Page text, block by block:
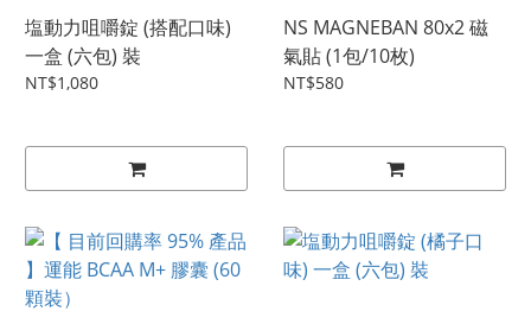
塩動力咀嚼錠 (搭配口味)
一盒 (六包) 裝
NT$1,080
NS MAGNEBAN 80x2 磁
氣貼 (1包/10枚)
NT$580